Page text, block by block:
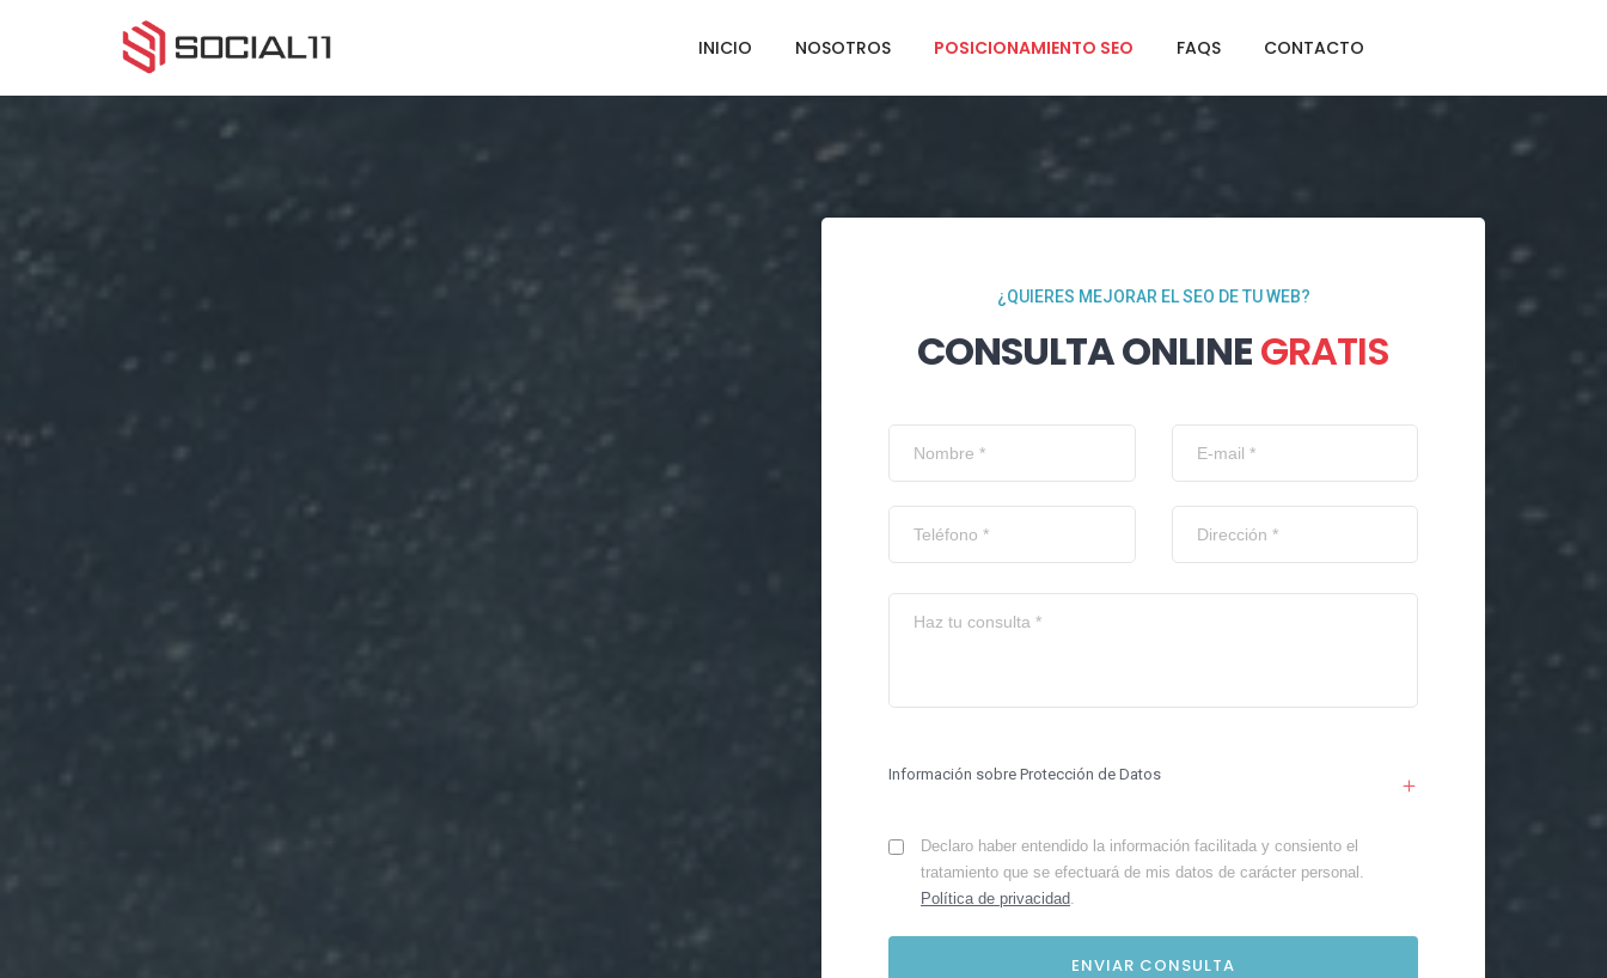
INICIO NOSOTROS POSICIONAMIENTO SEO FAQS CONTACTO
¿QUIERES MEJORAR EL SEO DE TU WEB?
CONSULTA ONLINEGRATIS
Información sobre Protección de Datos
Declaro haber entendido la información facilitada y consiento el
tratamiento que se efectuará de mis datos de carácter personal.
Política de privacidad.